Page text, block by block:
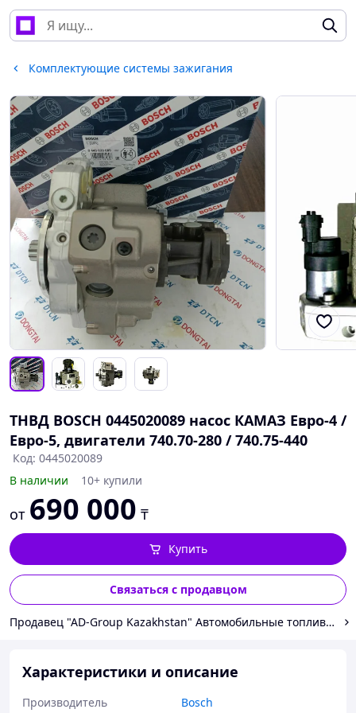
Комплектующие системы зажигания
ТНВД BOSCH 0445020089 насос КАМАЗ Евро-4 /
Евро-5, двигатели 740.70-280 / 740.75-440
Код: 0445020089
В наличии
10+ купили
от 690 000 ₸
Купить
Связаться с продавцом
Продавец "AD-Group Kazakhstan" Автомобильные
Характеристики и описание
Производитель Bosch